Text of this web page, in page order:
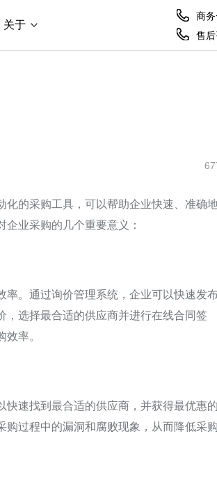
关于
商
售
的采购工具，可以帮助企业快速、准确
业采购的几个重要意义：
。通过询价管理系统，企业可以快速发
选择最合适的供应商并进行在线合同签
率。
速找到最合适的供应商，并获得最优惠
过程中的漏洞和腐败现象，从而降低采